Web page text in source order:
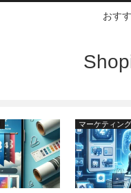
おす
マーケティン